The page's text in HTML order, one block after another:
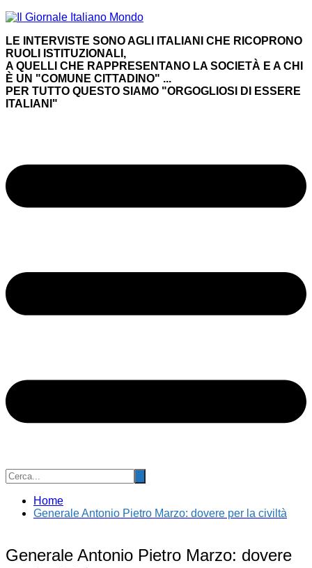
Salta
contenuto
LE INTERVISTE SONO AGLI ITALIANI CHE RICOPRONO
RUOLI ISTITUZIONALI,
A QUELLI CHE RAPPRESENTANO LA SOCIETÀ E A CHI
È UN "COMUNE CITTADINO" ...
PER TUTTO QUESTO SIAMO "ORGOGLIOSI DI ESSERE
ITALIANI"
Home
Generale Antonio Pietro Marzo: dovere per la civiltà
Generale Antonio Pietro Marzo: dovere